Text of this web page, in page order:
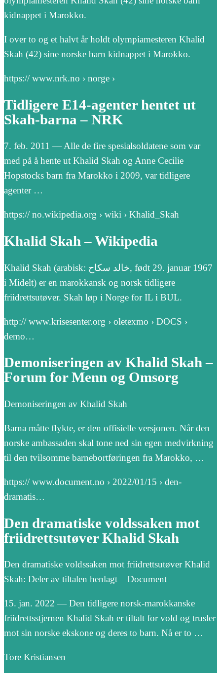
kidnappet i Marokko.
I over to og et halvt år holdt olympiamesteren Khalid
Skah (42) sine norske barn kidnappet i Marokko.
https:// www.nrk.no › norge ›
Tidligere E14-agenter hentet ut
Skah-barna – NRK
7. feb. 2011 — Alle de fire spesialsoldatene som var
med på å hente ut Khalid Skah og Anne Cecilie
Hopstocks barn fra Marokko i 2009, var tidligere
agenter …
https:// no.wikipedia.org › wiki › Khalid_Skah
Khalid Skah – Wikipedia
Khalid Skah (arabisk: خالد سكاح, født 29. januar 1967
i Midelt) er en marokkansk og norsk tidligere
friidrettsutøver. Skah løp i Norge for IL i BUL.
http:// www.krisesenter.org › oletexmo › DOCS ›
demo…
Demoniseringen av Khalid Skah –
Forum for Menn og Omsorg
Demoniseringen av Khalid Skah
Barna måtte flykte, er den offisielle versjonen. Når den
norske ambassaden skal tone ned sin egen medvirkning
til den tvilsomme barnebortføringen fra Marokko, …
https:// www.document.no › 2022/01/15 › den-
dramatis…
Den dramatiske voldssaken mot
friidrettsutøver Khalid Skah
Den dramatiske voldssaken mot friidrettsutøver Khalid
Skah: Deler av tiltalen henlagt – Document
15. jan. 2022 — Den tidligere norsk-marokkanske
friidrettsstjernen Khalid Skah er tiltalt for vold og trusler
mot sin norske ekskone og deres to barn. Nå er to …
Tore Kristiansen